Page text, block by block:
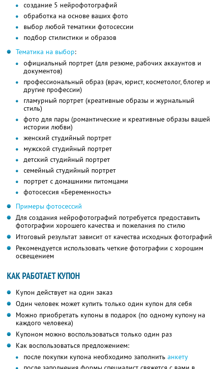
создание 5 нейрофотографий
обработка на основе ваших фото
выбор любой тематики фотосессии
подбор стилистики и образов
Тематика на выбор:
официальный портрет (для резюме, рабочих аккаунтов и
документов)
профессиональный образ (врач, юрист, косметолог, блогер и
другие профессии)
гламурный портрет (креативные образы и журнальный
стиль)
фото для пары (романтические и креативные образы вашей
истории любви)
женский студийный портрет
мужской студийный портрет
детский студийный портрет
семейный студийный портрет
портрет с домашними питомцами
фотосессия «Беременность»
Примеры фотосессий
Для создания нейрофотографий потребуется предоставить
фотографии хорошего качества и пожелания по стилю
Итоговый результат зависит от качества исходных фотографий
Рекомендуется использовать четкие фотографии с хорошим
освещением
КАК РАБОТАЕТ КУПОН
Купон действует на один заказ
Один человек может купить только один купон для себя
Можно приобретать купоны в подарок (по одному купону на
каждого человека)
Купоном можно воспользоваться только один раз
Как воспользоваться предложением:
после покупки купона необходимо заполнить анкету